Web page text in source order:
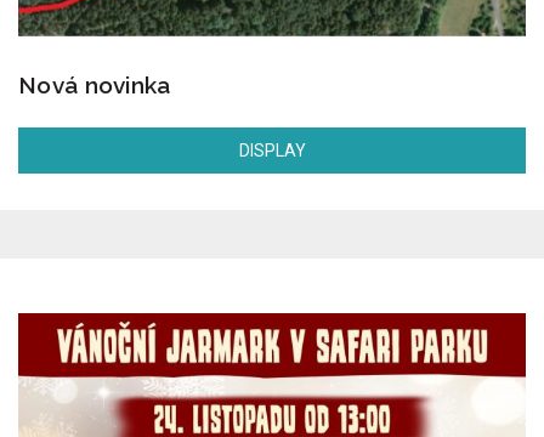
Nová novinka
DISPLAY